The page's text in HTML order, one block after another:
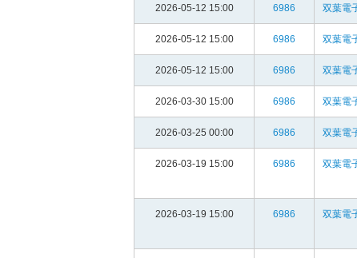
2026-05-12 15:00 6986 双葉電
2026-05-12 15:00 6986 双葉電
2026-05-12 15:00 6986 双葉電
2026-03-30 15:00 6986 双葉電
2026-03-25 00:00 6986 双葉電
2026-03-19 15:00 6986 双葉電
2026-03-19 15:00 6986 双葉電